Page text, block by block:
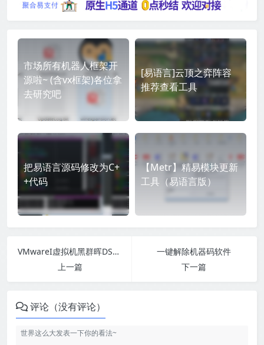
市场所有机器人框架开
源啦~ (含vx框架)各位拿
去研究吧
[易语言]云顶之弈阵容
推荐查看工具
把易语言源码修改为C+
+代码
【Metr】精易模块更新
工具（易语言版）
VMwareI虚拟机黑群晖DSM 7.2.1原生支持8路摄像头
上一篇
一键解除机器码软件
下一篇
评论（没有评论）